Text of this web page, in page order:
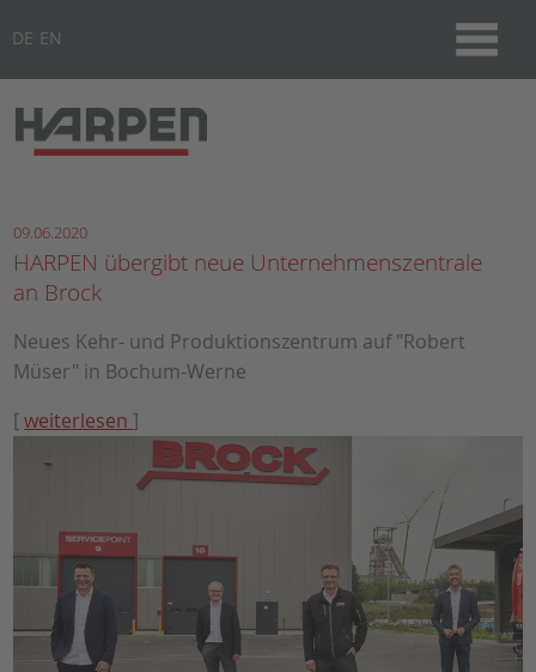
DE EN
09.06.2020
HARPEN übergibt neue Unternehmenszentrale
an Brock
Neues Kehr- und Produktionszentrum auf "Robert
Müser" in Bochum-Werne
[weiterlesen]